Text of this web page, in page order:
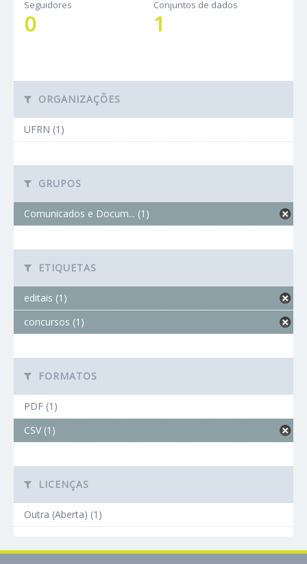
Seguidores
0
Conjuntos de dados
1
ORGANIZAÇÕES
UFRN (1)
GRUPOS
Comunicados e Docum... (1)
ETIQUETAS
editais (1)
concursos (1)
FORMATOS
PDF (1)
CSV (1)
LICENÇAS
Outra (Aberta) (1)